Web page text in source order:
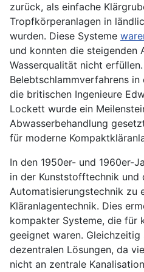
zurück, als einfache
Tropfkörperanlagen in
wurden. Diese Systeme
und konnten die steigenden
Wasserqualität nicht
Belebtschlammverfahrens in
die britischen Ingenieure
Lockett wurde ein
Abwasserbehandlung
für moderne
In den 1950er- und 1960er-
in der Kunststofftechnik und
Automatisierungstechnik zu
Kläranlagentechnik. Dies
kompakter Systeme, die für
geeignet waren.
dezentralen Lösungen, da
nicht an zentrale